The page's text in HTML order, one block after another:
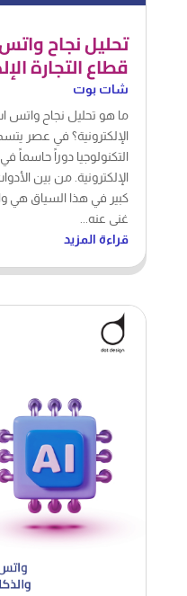
شات بوت
ما هو تحليل نجاح واتس
الإلكترونية؟ في عصر
التكنولوجيا دوراً حاسماً
الإلكترونية. من بين
كبير في هذا السياق هي
غنى عنه...
قراءة المزيد